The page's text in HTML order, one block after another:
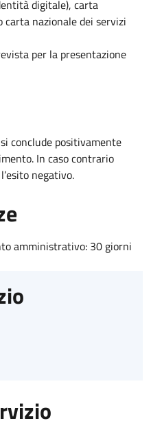
digitale), carta
carta nazionale dei servizi
per la presentazione
conclude positivamente
In caso contrario
negativo.
amministrativo: 30 giorni